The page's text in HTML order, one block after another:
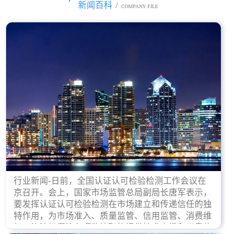
新闻百科 / COMPANY FILE
行业新闻-日前，全国认证认可检验检测工作会议在
京召开。会上，国家市场监管总局副局长唐军表示，
要发挥认证认可检验检测在市场建立和传递信任的独
特作用，为市场准入、质量监管、信用监管、消费维
权、执法打假等各项监管职能提供技术支撑和可靠依